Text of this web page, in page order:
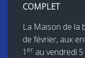
COMPLET
La Maison de la
de février, aux
1 er au vendredi